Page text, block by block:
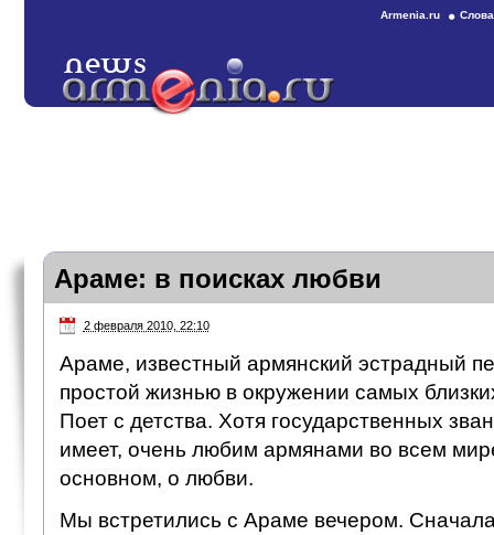
Armenia.ru
Араме: в поисках любви
2 февраля 2010, 22:10
Араме, известный армянский эстрадный
простой жизнью в окружении самых
Поет с детства. Хотя государственных
имеет, очень любим армянами во всем
основном, о любви.
Мы встретились с Араме вечером.